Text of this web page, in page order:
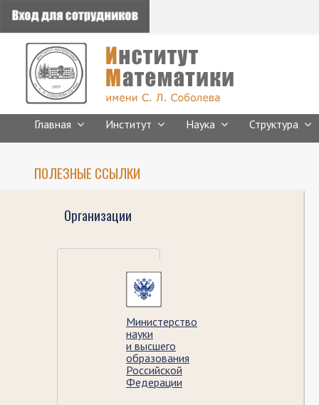
Главная Институт Наука Структура
ПОЛЕЗНЫЕ ССЫЛКИ
Организации
Министерство
науки
и высшего
образования
Российской
Федерации